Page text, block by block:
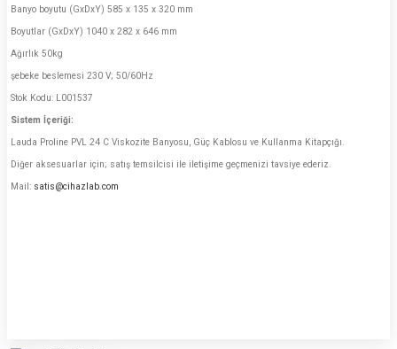
Banyo boyutu (GxDxY) 585 x 135 x 320 mm
Boyutlar (GxDxY) 1040 x 282 x 646 mm
Ağırlık 50kg
şebeke beslemesi 230 V; 50/60Hz
Stok Kodu: L001537
Sistem İçeriği:
Lauda Proline PVL 24 C Viskozite Banyosu, Güç Kablosu ve Kullanma Kitapçığı.
Diğer aksesuarlar için; satış temsilcisi ile iletişime geçmenizi tavsiye ederiz.
Mail: satis@cihazlab.com